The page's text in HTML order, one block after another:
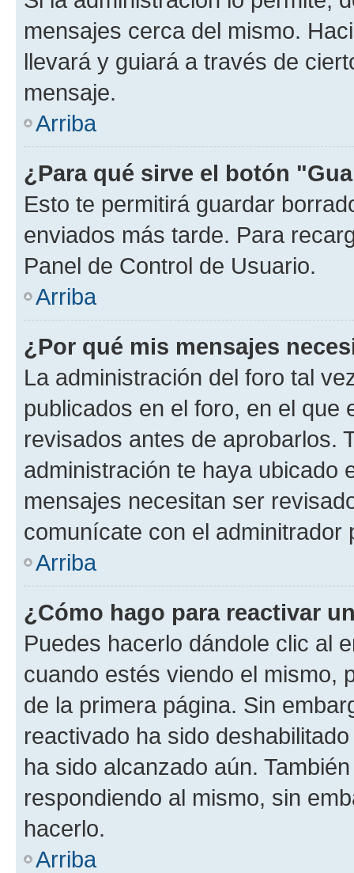
mensajes cerca del mismo.
llevará y guiará a través de
mensaje.
Arriba
¿Para qué sirve el botón
Esto te permitirá guardar
enviados más tarde. Para
Panel de Control de Usuario.
Arriba
¿Por qué mis mensajes
La administración del foro tal
publicados en el foro, en el
revisados antes de aprobarlos.
administración te haya ubicado
mensajes necesitan ser
comunícate con el
Arriba
¿Cómo hago para reactivar
Puedes hacerlo dándole clic al
cuando estés viendo el mismo,
de la primera página. Sin
reactivado ha sido
ha sido alcanzado aún.
respondiendo al mismo, sin
hacerlo.
Arriba